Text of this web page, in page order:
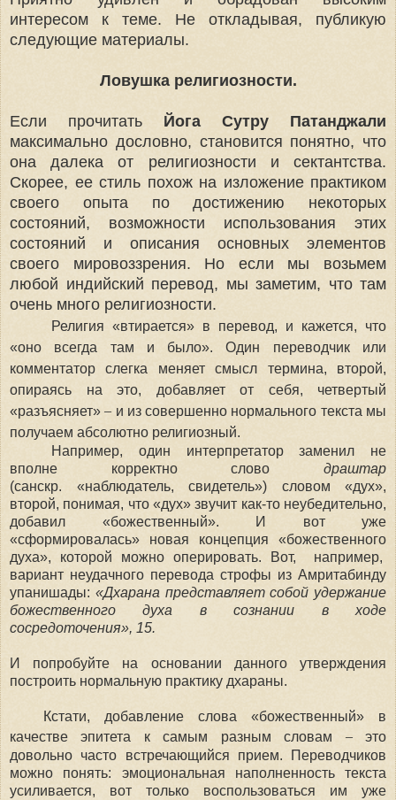
интересом к теме. Не откладывая, публикую
следующие материалы.
Ловушка религиозности.
Если прочитать Йога Сутру Патанджали
максимально дословно, становится понятно, что
она далека от религиозности и сектантства.
Скорее, ее стиль похож на изложение практиком
своего опыта по достижению некоторых
состояний, возможности использования этих
состояний и описания основных элементов
своего мировоззрения. Но если мы возьмем
любой индийский перевод, мы заметим, что там
очень много религиозности.
Религия «втирается» в перевод, и кажется, что
«оно всегда там и было». Один переводчик или
комментатор слегка меняет смысл термина, второй,
опираясь на это, добавляет от себя, четвертый
«разъясняет»– и из совершенно нормального текста мы
получаем абсолютно религиозный.
Например, один интерпретатор заменил не
вполне корректно слово драштар
(санскр. «наблюдатель, свидетель») словом «дух»,
второй, понимая, что «дух» звучит как-то неубедительно,
добавил «божественный». И вот уже
«сформировалась» новая концепция «божественного
духа», которой можно оперировать. Вот, например,
вариант неудачного перевода строфы из Амритабинду
упанишады: «Дхарана представляет собой удержание
божественного духа в сознании в ходе
сосредоточения», 15.
И попробуйте на основании данного утверждения
построить нормальную практику дхараны.
Кстати, добавление слова «божественный» в
качестве эпитета к самым разным словам –это
довольно часто встречающийся прием. Переводчиков
можно понять: эмоциональная наполненность текста
усиливается, вот только воспользоваться им уже